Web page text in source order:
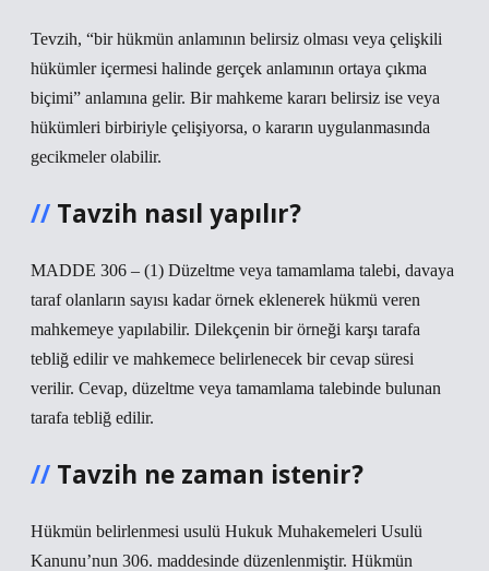
Tevzih, “bir hükmün anlamının belirsiz olması veya çelişkili
hükümler içermesi halinde gerçek anlamının ortaya çıkma
biçimi” anlamına gelir. Bir mahkeme kararı belirsiz ise veya
hükümleri birbiriyle çelişiyorsa, o kararın uygulanmasında
gecikmeler olabilir.
Tavzih nasıl yapılır?
MADDE 306 – (1) Düzeltme veya tamamlama talebi, davaya
taraf olanların sayısı kadar örnek eklenerek hükmü veren
mahkemeye yapılabilir. Dilekçenin bir örneği karşı tarafa
tebliğ edilir ve mahkemece belirlenecek bir cevap süresi
verilir. Cevap, düzeltme veya tamamlama talebinde bulunan
tarafa tebliğ edilir.
Tavzih ne zaman istenir?
Hükmün belirlenmesi usulü Hukuk Muhakemeleri Usulü
Kanunu’nun 306. maddesinde düzenlenmiştir. Hükmün